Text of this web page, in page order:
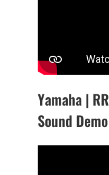
Yamaha |
Sound Demo